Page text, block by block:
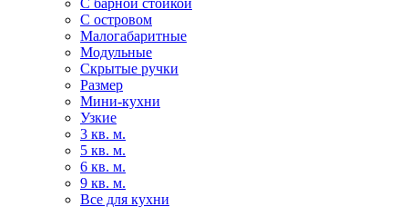
С барной стойкой
С островом
Малогабаритные
Модульные
Скрытые ручки
Размер
Мини-кухни
Узкие
3 кв. м.
5 кв. м.
6 кв. м.
9 кв. м.
Все для кухни